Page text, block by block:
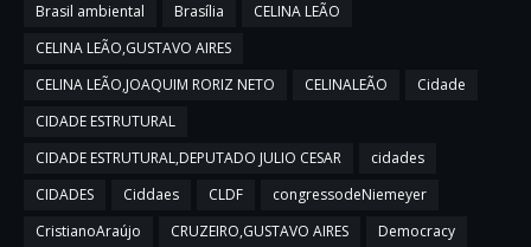
Brasil ambiental
Brasília
CELINA LEÃO
CELINA LEÃO,GUSTAVO AIRES
CELINA LEÃO,JOAQUIM RORIZ NETO
CELINALEÃO
Cidade
CIDADE ESTRUTURAL
CIDADE ESTRUTURAL,DEPUTADO JULIO CESAR
cidades
CIDADES
Ciddaes CLDF
congressodeNiemeyer
CristianoAraújo
CRUZEIRO,GUSTAVO AIRES
Democracy